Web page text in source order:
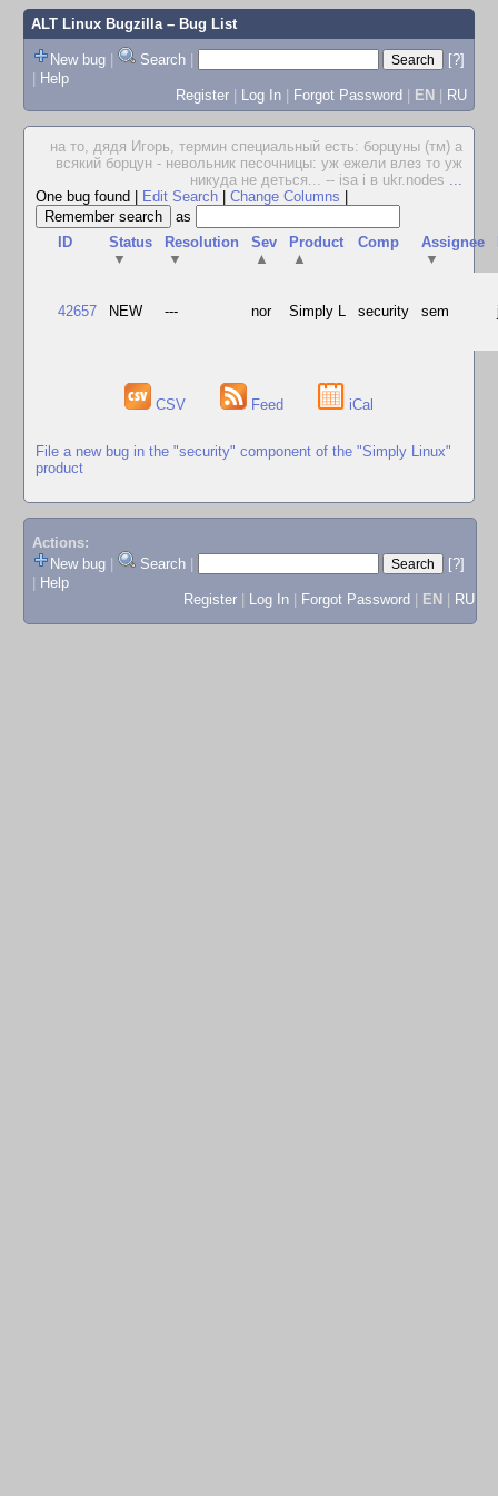
ALT Linux Bugzilla– Bug List
New bug | Search |
[?]
| Help
Register | Log In | Forgot Password | EN | RU
на то, дядя Игорь, термин специальный есть: борцуны (тм) а
всякий борцун - невольник песочницы: уж ежели влез то уж
никуда не деться... -- isa i в ukr.nodes ...
One bug found
Edit Search Change Columns
as
ID
Status
▼
Resolution
▼
Sev
▲
Product
▲
Comp
Assignee
▼
42657 NEW --- nor Simply L security sem
CSV Feed iCal
File a new bug in the "security" component of the "Simply Linux"
product
Actions:
New bug
Search
[?]
Help
Register
Log In Forgot Password EN RU